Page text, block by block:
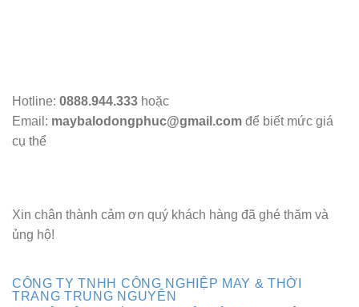
Hotline: 0888.944.333 hoặc
Email: maybalodongphuc@gmail.com để biết mức giá
cụ thể
Xin chân thành cảm ơn quý khách hàng đã ghé thăm và
ủng hộ!
CÔNG TY TNHH CÔNG NGHIỆP MAY & THỜI
TRANG TRUNG NGUYÊN